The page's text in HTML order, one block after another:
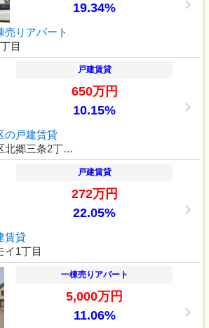
売りアパート
19.34%
目
の戸建賃貸
戸建賃貸
650万円
10.15%
北郷三条2丁…
賃貸
戸建賃貸
272万円
22.05%
イ1丁目
一棟売りアパート
5,000万円
11.06%